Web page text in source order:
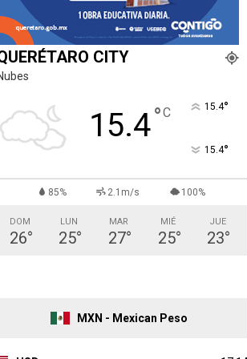
CITY
15.4°C 15.4°
15.4°
85% 2.1m/s 100%
DOM
26°
LUN
25°
MAR
27°
MIÉ
25°
JUE
23°
MXN - Mexican Peso